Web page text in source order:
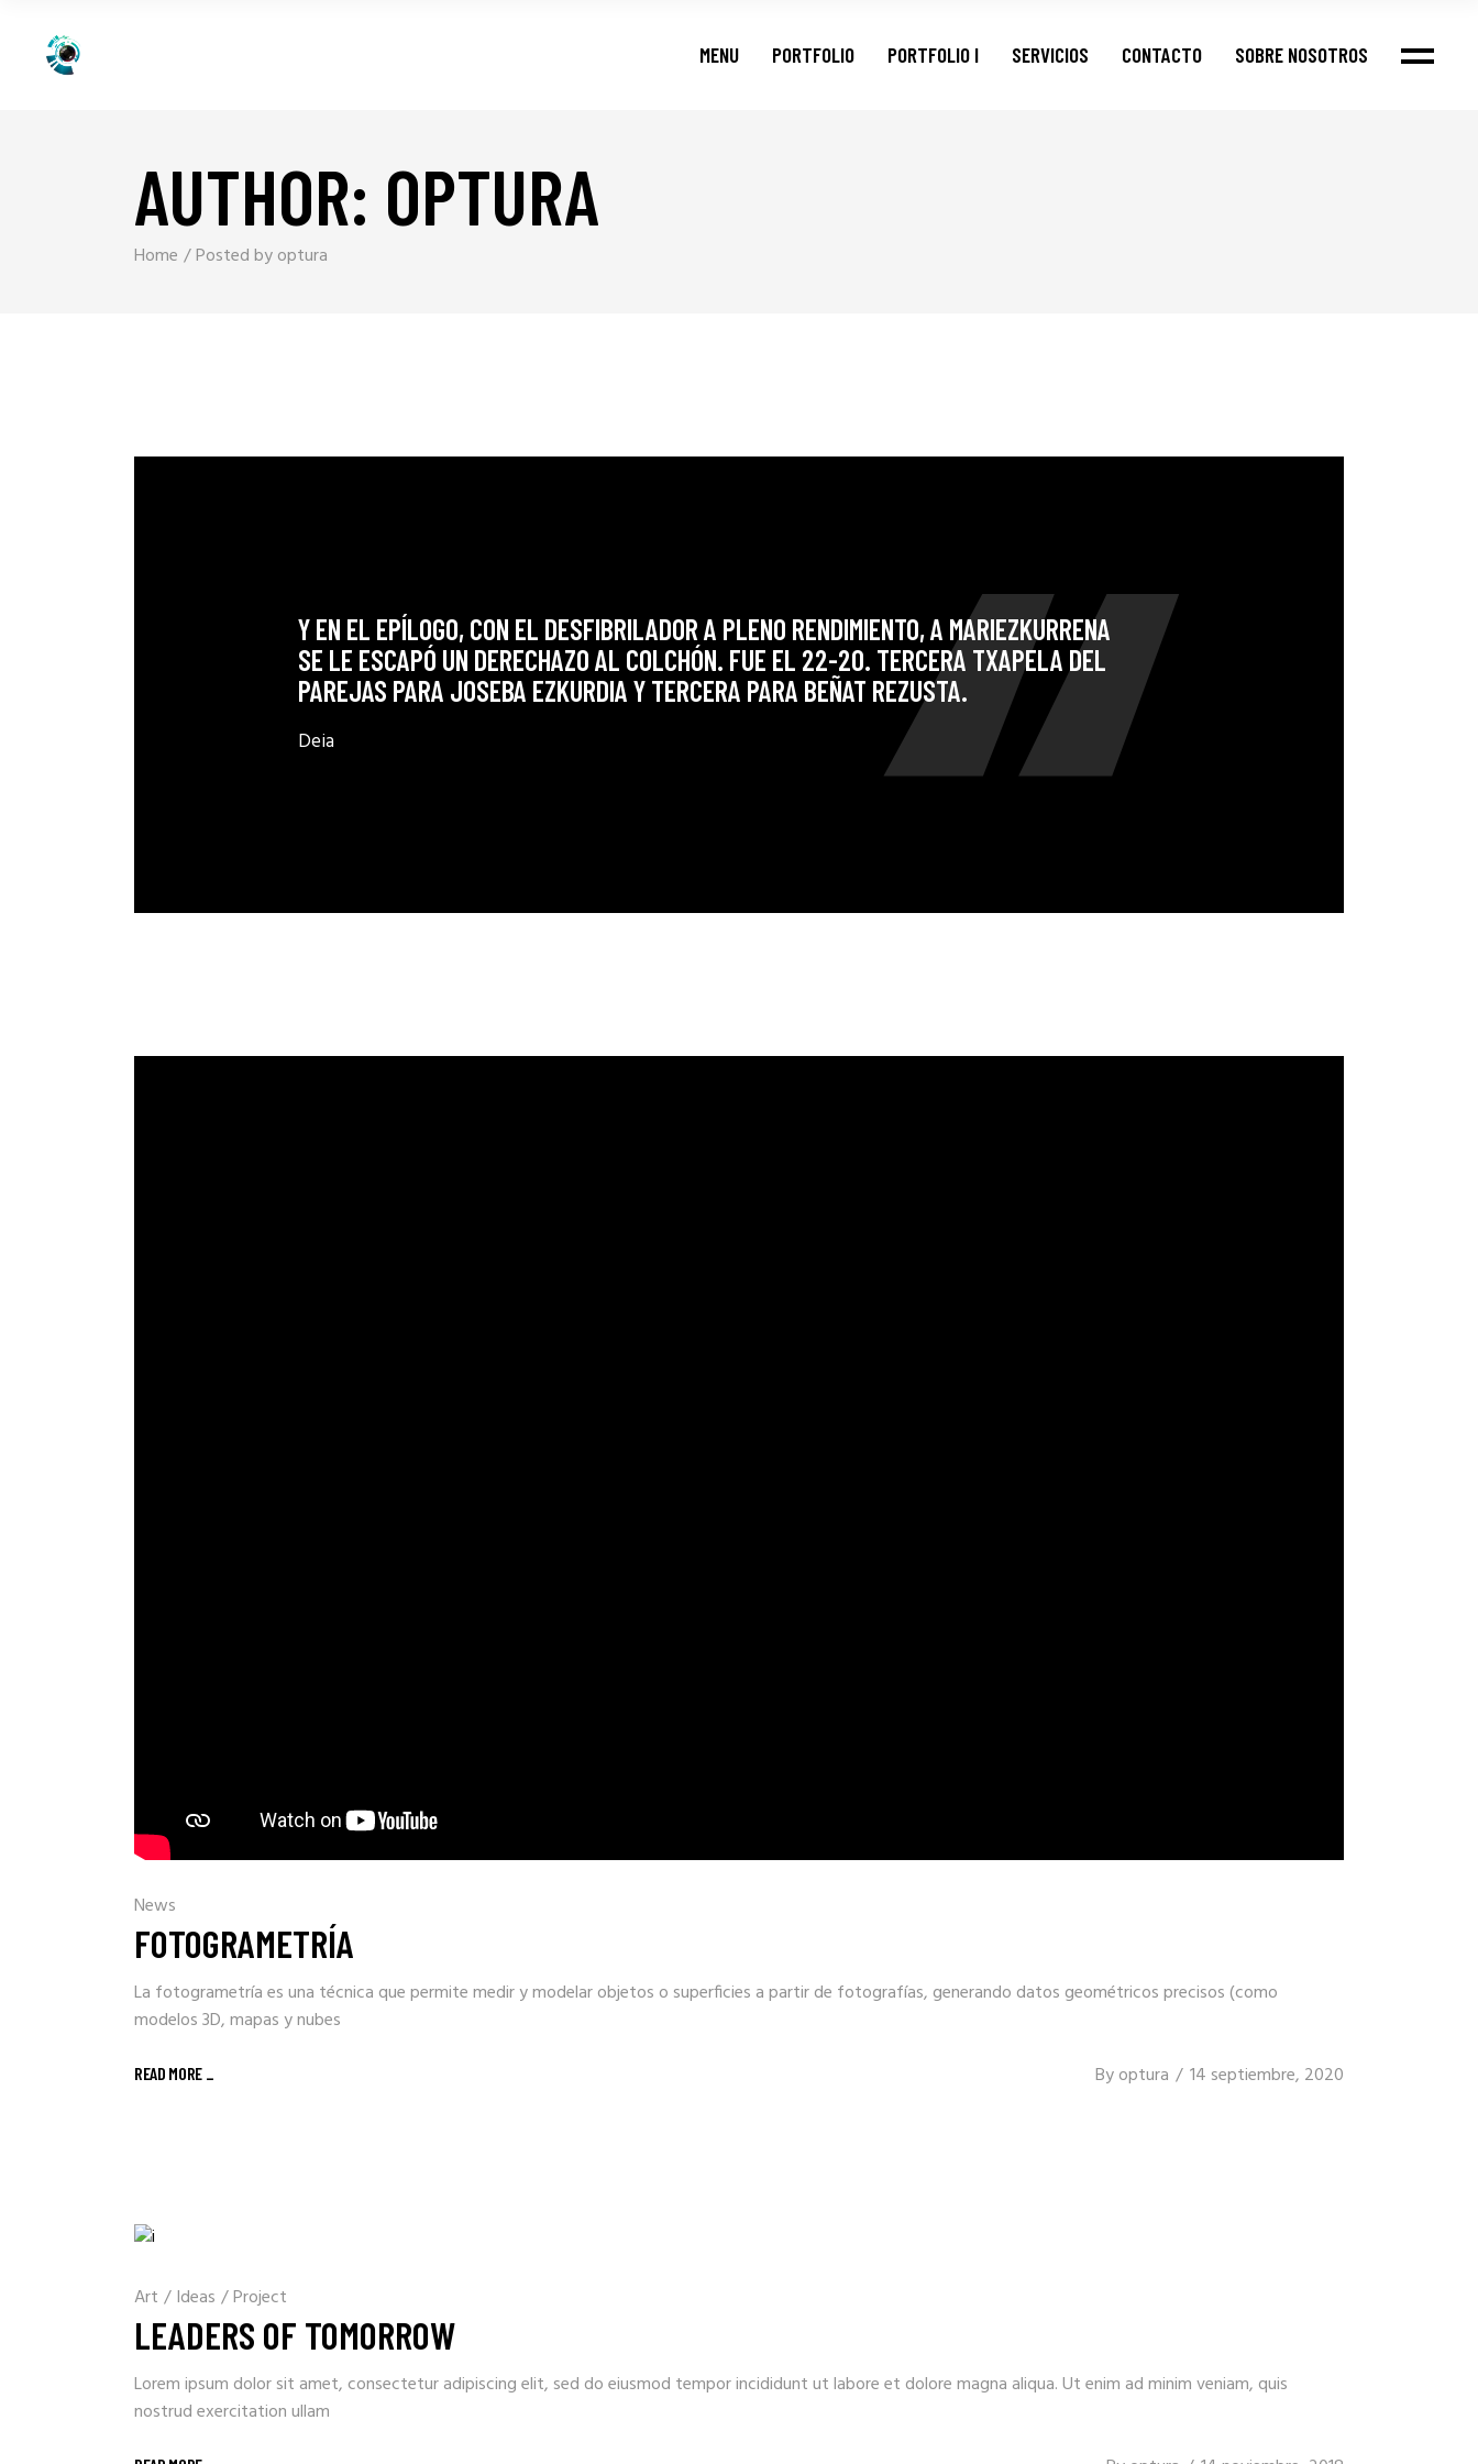
MENU PORTFOLIO PORTFOLIO I SERVICIOS CONTACTO SOBRE NOSOTROS
AUTHOR: OPTURA
Home Posted by optura
Y EN EL EPÍLOGO, CON EL DESFIBRILADOR A PLENO RENDIMIENTO, A MARIEZKURRENA
SE LE ESCAPÓ UN DERECHAZO AL COLCHÓN. FUE EL 22-20. TERCERA TXAPELA DEL
PAREJAS PARA JOSEBA EZKURDIA Y TERCERA PARA BEÑAT REZUSTA.
Deia
News
FOTOGRAMETRÍA
La fotogrametría es una técnica que permite medir y modelar objetos o superficies a partir de fotografías, generando datos geométricos precisos (como
modelos 3D, mapas y nubes
READ MORE _ Byoptura 14 septiembre, 2020
Art / Ideas /Project
LEADERS OF TOMORROW
Lorem ipsum dolor sit amet, consectetur adipiscing elit, sed do eiusmod tempor incididunt ut labore et dolore magna aliqua. Ut enim ad minim veniam, quis
nostrud exercitation ullam